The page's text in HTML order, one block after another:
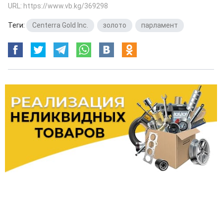
URL: https://www.vb.kg/369298
Теги: Centerra Gold Inc. золото парламент